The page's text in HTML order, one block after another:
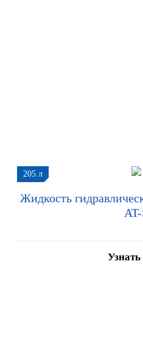
205 л
Жидкость
Узнать